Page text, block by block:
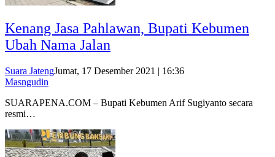
Kenang Jasa Pahlawan, Bupati Kebumen
Ubah Nama Jalan
Suara JatengJumat, 17 Desember 2021 | 16:36
Masngudin
SUARAPENA.COM – Bupati Kebumen Arif Sugiyanto secara
resmi…